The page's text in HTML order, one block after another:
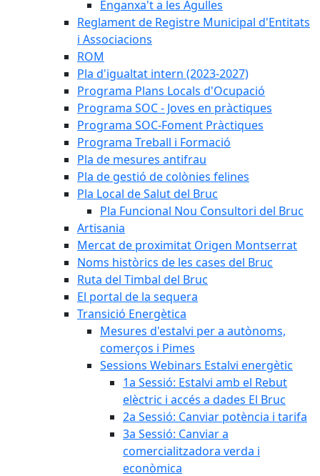
Enganxa't a les Agulles
Reglament de Registre Municipal d'Entitats
i Associacions
ROM
Pla d'igualtat intern (2023-2027)
Programa Plans Locals d'Ocupació
Programa SOC - Joves en pràctiques
Programa SOC-Foment Pràctiques
Programa Treball i Formació
Pla de mesures antifrau
Pla de gestió de colònies felines
Pla Local de Salut del Bruc
Pla Funcional Nou Consultori del Bruc
Artisania
Mercat de proximitat Origen Montserrat
Noms històrics de les cases del Bruc
Ruta del Timbal del Bruc
El portal de la sequera
Transició Energètica
Mesures d'estalvi per a autònoms,
comerços i Pimes
Sessions Webinars Estalvi energètic
1a Sessió: Estalvi amb el Rebut
elèctric i accés a dades El Bruc
2a Sessió: Canviar potència i tarifa
3a Sessió: Canviar a
comercialitzadora verda i
econòmica